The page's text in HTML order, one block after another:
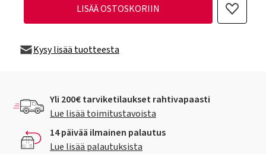
LISÄÄ OSTOSKORIIN
Kysy lisää tuotteesta
Yli 200€ tarviketilaukset rahtivapaasti
Lue lisää toimitustavoista
14 päivää ilmainen palautus
Lue lisää palautuksista